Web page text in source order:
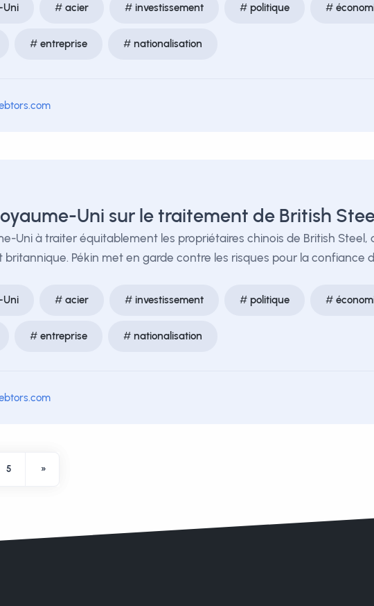
Uni acier investissement politique
entreprise nationalisation
Uni sur le traitement de British
Uni à traiter équitablement les propriétaires chinois de British Steel,
britannique. Pékin met en garde contre les risques pour la confiance
Uni acier investissement politique
entreprise nationalisation
5 »